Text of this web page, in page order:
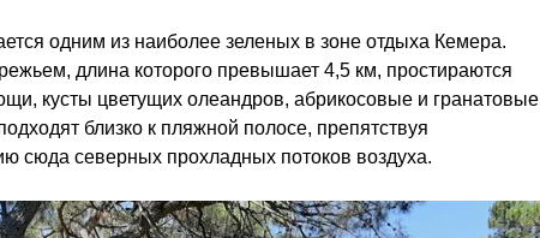
одним из наиболее зеленых в зоне отдыха Кемера.
длина которого превышает 4,5 км, простираются
кусты цветущих олеандров, абрикосовые и гранатовые
близко к пляжной полосе, препятствуя
сюда северных прохладных потоков воздуха.